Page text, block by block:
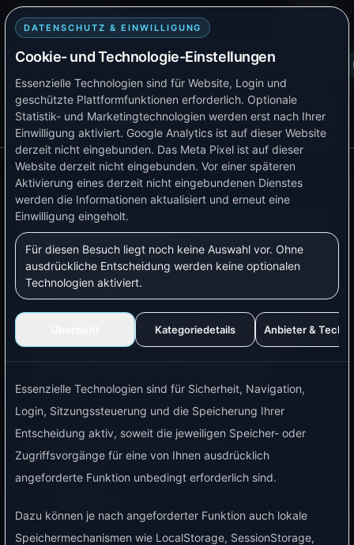
DATENSCHUTZ & EINWILLIGUNG
Cookie- und Technologie-Einstellungen
Essenzielle Technologien sind für Website, Login und
geschützte Plattformfunktionen erforderlich. Optionale
Statistik- und Marketingtechnologien werden erst nach Ihrer
Einwilligung aktiviert. Google Analytics ist auf dieser Website
derzeit nicht eingebunden. Das Meta Pixel ist auf dieser
Website derzeit nicht eingebunden. Vor einer späteren
Aktivierung eines derzeit nicht eingebundenen Dienstes
werden die Informationen aktualisiert und erneut eine
Einwilligung eingeholt.
Für diesen Besuch liegt noch keine Auswahl vor. Ohne
ausdrückliche Entscheidung werden keine optionalen
Technologien aktiviert.
Kategoriedetails Anbieter &
Essenzielle Technologien sind für Sicherheit, Navigation,
Login, Sitzungssteuerung und die Speicherung Ihrer
Entscheidung aktiv, soweit die jeweiligen Speicher- oder
Zugriffsvorgänge für eine von Ihnen ausdrücklich
angeforderte Funktion unbedingt erforderlich sind.
Dazu können je nach angeforderter Funktion auch lokale
Speichermechanismen wie LocalStorage, SessionStorage,
Smart TB Tech
Plattform Lösungen Produkte Verfügbarkeit Kompatibilität
Doku-Menü AKTUELLE SEITE
Schaltsteckdosen
Schaltsteckdosen
Worum geht es?
Schaltsteckdosen sind der einfachste Einstieg.
Du steckst sie zwischen Steckdose und Gerät
und kannst Verbraucher wie Poolpumpe,
Luftentfeuchter oder Ladegerät schalten.
Typische Einsatzgebiete
Poolpumpe.
Lüfter.